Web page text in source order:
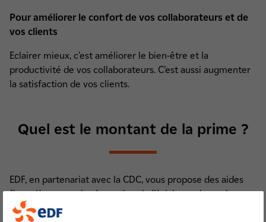
Pour améliorer le confort de vos collaborateurs et de
vos clients
Eclairer mieux, c’est améliorer le bien-être et la
productivité de vos collaborateurs. C’est aussi augmenter
la satisfaction de vos clients.
Quel est le montant de la prime ?
EDF, en partenariat avec la CDC, vous propose des aides
financières pour la rénovation de l’éclairage de vos locaux.